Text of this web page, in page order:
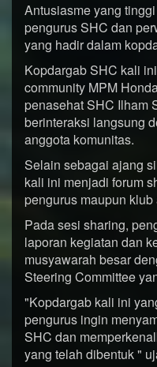
Antusiasme yang
pengurus SHC dan
yang hadir dalam
Kopdargab SHC kali
community MPM
penasehat SHC Ilham
berinteraksi langsung
anggota komunitas.
Selain sebagai ajang
kali ini menjadi forum
pengurus maupun
Pada sesi sharing,
laporan kegiatan dan
musyawarah besar
Steering Committee
"Kopdargab kali ini
pengurus ingin
SHC dan
yang telah dibentuk "